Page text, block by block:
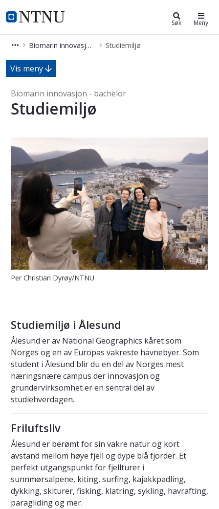
NTNU Hjemmeside
Biomarin innovasjon - bachelor
Søk Meny
Biomarin innovasjon - bachelor Studiemiljø
Studiemiljø - Biomarin innovasjon -
Vis meny
Biomarin innovasjon - bachelor
Studiemiljø
Per Christian Dyrøy/NTNU
Studiemiljø i Ålesund
Ålesund er av National Geographics kåret som
Norges og en av Europas vakreste havnebyer. Som
student i Ålesund blir du en del av Norges mest
næringsnære campus der innovasjon og
gründervirksomhet er en sentral del av
studiehverdagen.
Friluftsliv
Ålesund er berømt for sin vakre natur og kort
avstand mellom høye fjell og dype blå fjorder. Et
perfekt utgangspunkt for fjellturer i
sunnmørsalpene, kiting, surfing, kajakkpadling,
dykking, skiturer, fisking, klatring, sykling, havrafting,
paragliding og mer.